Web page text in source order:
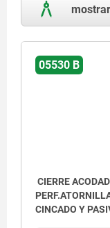
05530 B
CIERRE
CINCADO Y